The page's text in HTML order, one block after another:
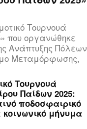
Τουρνουά
που οργανώθηκε
Ανάπτυξης Πόλεων
Μεταμόρφωσης,
Τουρνουά
Παίδων 2025:
ποδοσφαιρικό
μήνυμα